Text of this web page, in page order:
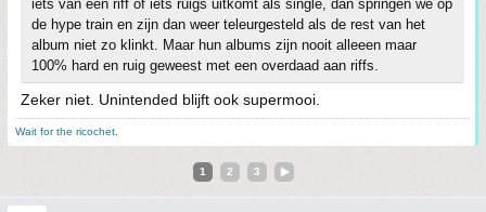
iets van een riff of iets ruigs uitkomt als single, dan springen we op
de hype train en zijn dan weer teleurgesteld als de rest van het
album niet zo klinkt. Maar hun albums zijn nooit alleeen maar
100% hard en ruig geweest met een overdaad aan riffs.
Zeker niet. Unintended blijft ook supermooi.
Wait for the ricochet.
1 2 3